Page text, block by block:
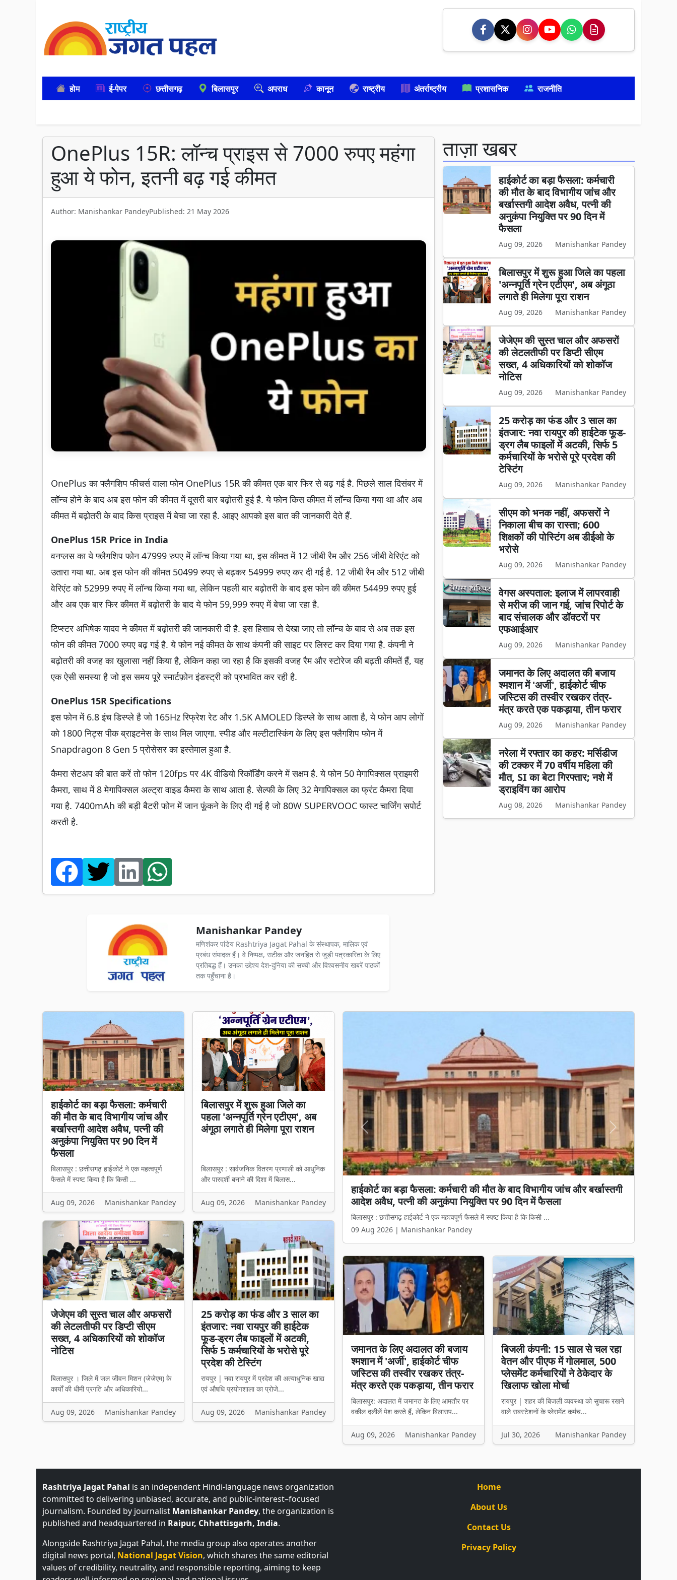
होम ई-पेपर छत्तीसगढ़ बिलासपुर अपराध कानून राष्ट्रीय अंतर्राष्ट्रीय प्रशासनिक राजनीति
OnePlus 15R: लॉन्च प्राइस से 7000 रुपए महंगा
हुआ ये फोन, इतनी बढ़ गई कीमत
Author: Manishankar PandeyPublished: 21 May 2026
OnePlus का फ्लैगशिप फीचर्स वाला फोन OnePlus 15R की कीमत एक बार फिर से बढ़ गई है. पिछले साल दिसंबर में
लॉन्च होने के बाद अब इस फोन की कीमत में दूसरी बार बढ़ोतरी हुई है. ये फोन किस कीमत में लॉन्च किया गया था और अब
कीमत में बढ़ोतरी के बाद किस प्राइस में बेचा जा रहा है. आइए आपको इस बात की जानकारी देते हैं.
OnePlus 15R Price in India
वनप्लस का ये फ्लैगशिप फोन 47999 रुपए में लॉन्च किया गया था, इस कीमत में 12 जीबी रैम और 256 जीबी वेरिएंट को
उतारा गया था. अब इस फोन की कीमत 50499 रुपए से बढ़कर 54999 रुपए कर दी गई है. 12 जीबी रैम और 512 जीबी
वेरिएंट को 52999 रुपए में लॉन्च किया गया था, लेकिन पहली बार बढ़ोतरी के बाद इस फोन की कीमत 54499 रुपए हुई
और अब एक बार फिर कीमत में बढ़ोतरी के बाद ये फोन 59,999 रुपए में बेचा जा रहा है.
टिप्स्टर अभिषेक यादव ने कीमत में बढ़ोतरी की जानकारी दी है. इस हिसाब से देखा जाए तो लॉन्च के बाद से अब तक इस
फोन की कीमत 7000 रुपए बढ़ गई है. ये फोन नई कीमत के साथ कंपनी की साइट पर लिस्ट कर दिया गया है. कंपनी ने
बढ़ोतरी की वजह का खुलासा नहीं किया है, लेकिन कहा जा रहा है कि इसकी वजह रैम और स्टोरेज की बढ़ती कीमतें हैं, यह
एक ऐसी समस्या है जो इस समय पूरे स्मार्टफ़ोन इंडस्ट्री को प्रभावित कर रही है.
OnePlus 15R Specifications
इस फोन में 6.8 इंच डिस्प्ले है जो 165Hz रिफ्रेश रेट और 1.5K AMOLED डिस्प्ले के साथ आता है, ये फोन आप लोगों
को 1800 निट्स पीक ब्राइटनेस के साथ मिल जाएगा. स्पीड और मल्टीटास्किंग के लिए इस फ्लैगशिप फोन में
Snapdragon 8 Gen 5 प्रोसेसर का इस्तेमाल हुआ है.
कैमरा सेटअप की बात करें तो फोन 120fps पर 4K वीडियो रिकॉर्डिंग करने में सक्षम है. ये फोन 50 मेगापिक्सल प्राइमरी
कैमरा, साथ में 8 मेगापिक्सल अल्ट्रा वाइड कैमरा के साथ आता है. सेल्फी के लिए 32 मेगापिक्सल का फ्रंट कैमरा दिया
गया है. 7400mAh की बड़ी बैटरी फोन में जान फूंकने के लिए दी गई है जो 80W SUPERVOOC फास्ट चार्जिंग सपोर्ट
करती है.
Manishankar Pandey
मणिशंकर पांडेय Rashtriya Jagat Pahal के संस्थापक, मालिक एवं
प्रबंध संपादक हैं। वे निष्पक्ष, सटीक और जनहित से जुड़ी पत्रकारिता के लिए
प्रतिबद्ध हैं। उनका उद्देश्य देश-दुनिया की सच्ची और विश्वसनीय खबरें पाठकों
तक पहुँचाना है।
ताज़ा खबर
हाईकोर्ट का बड़ा फैसला: कर्मचारी
की मौत के बाद विभागीय जांच और
बर्खास्तगी आदेश अवैध, पत्नी की
अनुकंपा नियुक्ति पर 90 दिन में
फैसला
Aug 09, 2026 Manishankar Pandey
बिलासपुर में शुरू हुआ जिले का पहला
'अन्नपूर्ति ग्रेन एटीएम', अब अंगूठा
लगाते ही मिलेगा पूरा राशन
Aug 09, 2026 Manishankar Pandey
जेजेएम की सुस्त चाल और अफसरों
की लेटलतीफी पर डिप्टी सीएम
सख्त, 4 अधिकारियों को शोकॉज
नोटिस
Aug 09, 2026 Manishankar Pandey
25 करोड़ का फंड और 3 साल का
इंतजार: नवा रायपुर की हाईटेक फूड-
ड्रग लैब फाइलों में अटकी, सिर्फ 5
कर्मचारियों के भरोसे पूरे प्रदेश की
टेस्टिंग
Aug 09, 2026 Manishankar Pandey
सीएम को भनक नहीं, अफसरों ने
निकाला बीच का रास्ता; 600
शिक्षकों की पोस्टिंग अब डीईओ के
भरोसे
Aug 09, 2026 Manishankar Pandey
वेगस अस्पताल: इलाज में लापरवाही
से मरीज की जान गई, जांच रिपोर्ट के
बाद संचालक और डॉक्टरों पर
एफआईआर
Aug 09, 2026 Manishankar Pandey
जमानत के लिए अदालत की बजाय
श्मशान में 'अर्जी', हाईकोर्ट चीफ
जस्टिस की तस्वीर रखकर तंत्र-
मंत्र करते एक पकड़ाया, तीन फरार
Aug 09, 2026 Manishankar Pandey
नरेला में रफ्तार का कहर: मर्सिडीज
की टक्कर में 70 वर्षीय महिला की
मौत, SI का बेटा गिरफ्तार; नशे में
ड्राइविंग का आरोप
Aug 08, 2026 Manishankar Pandey
हाईकोर्ट का बड़ा फैसला: कर्मचारी
की मौत के बाद विभागीय जांच और
बर्खास्तगी आदेश अवैध, पत्नी की
अनुकंपा नियुक्ति पर 90 दिन में
फैसला
बिलासपुर : छत्तीसगढ़ हाईकोर्ट ने एक महत्वपूर्ण
फैसले में स्पष्ट किया है कि किसी ...
Aug 09, 2026 Manishankar Pandey
बिलासपुर में शुरू हुआ जिले का
पहला 'अन्नपूर्ति ग्रेन एटीएम', अब
अंगूठा लगाते ही मिलेगा पूरा राशन
बिलासपुर : सार्वजनिक वितरण प्रणाली को आधुनिक
और पारदर्शी बनाने की दिशा में बिलास...
Aug 09, 2026 Manishankar Pandey
जेजेएम की सुस्त चाल और अफसरों
की लेटलतीफी पर डिप्टी सीएम
सख्त, 4 अधिकारियों को शोकॉज
नोटिस
बिलासपुर । जिले में जल जीवन मिशन (जेजेएम) के
कार्यों की धीमी प्रगति और अधिकारियो...
Aug 09, 2026 Manishankar Pandey
25 करोड़ का फंड और 3 साल का
इंतजार: नवा रायपुर की हाईटेक
फूड-ड्रग लैब फाइलों में अटकी,
सिर्फ 5 कर्मचारियों के भरोसे पूरे
प्रदेश की टेस्टिंग
रायपुर | नवा रायपुर में प्रदेश की अत्याधुनिक खाद्य
एवं औषधि प्रयोगशाला का प्रोजे...
Aug 09, 2026 Manishankar Pandey
हाईकोर्ट का बड़ा फैसला: कर्मचारी की मौत के बाद विभागीय जांच और बर्खास्तगी
आदेश अवैध, पत्नी की अनुकंपा नियुक्ति पर 90 दिन में फैसला
बिलासपुर : छत्तीसगढ़ हाईकोर्ट ने एक महत्वपूर्ण फैसले में स्पष्ट किया है कि किसी ...
09 Aug 2026 | Manishankar Pandey
बिलासपुर में शुरू हुआ जिले का पहला 'अन्नपूर्ति ग्रेन एटीएम', अब अंगूठा लगाते
ही मिलेगा पूरा राशन
बिलासपुर : सार्वजनिक वितरण प्रणाली को आधुनिक और पारदर्शी बनाने की दिशा में बिलास...
09 Aug 2026 | Manishankar Pandey
Previous Next
जमानत के लिए अदालत की बजाय
श्मशान में 'अर्जी', हाईकोर्ट चीफ
जस्टिस की तस्वीर रखकर तंत्र-
मंत्र करते एक पकड़ाया, तीन फरार
बिलासपुर: अदालत में जमानत के लिए आमतौर पर
वकील दलीलें पेश करते हैं, लेकिन बिलासप...
Aug 09, 2026 Manishankar Pandey
बिजली कंपनी: 15 साल से चल रहा
वेतन और पीएफ में गोलमाल, 500
प्लेसमेंट कर्मचारियों ने ठेकेदार के
खिलाफ खोला मोर्चा
रायपुर | शहर की बिजली व्यवस्था को सुचारू रखने
वाले सबस्टेशनों के प्लेसमेंट कर्मच...
Jul 30, 2026 Manishankar Pandey
Rashtriya Jagat Pahal is an independent Hindi-language news organization
committed to delivering unbiased, accurate, and public-interest–focused
journalism. Founded by journalist Manishankar Pandey, the organization is
published and headquartered in Raipur, Chhattisgarh, India.
Alongside Rashtriya Jagat Pahal, the media group also operates another
digital news portal, National Jagat Vision, which shares the same editorial
values of credibility, neutrality, and responsible reporting, aiming to keep
Home
About Us
Contact Us
Privacy Policy